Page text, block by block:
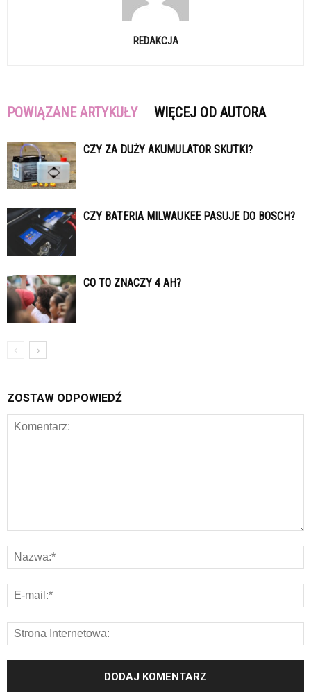
REDAKCJA
POWIĄZANE ARTYKUŁY WIĘCEJ OD AUTORA
CZY ZA DUŻY AKUMULATOR SKUTKI?
CZY BATERIA MILWAUKEE PASUJE DO BOSCH?
CO TO ZNACZY 4 AH?
ZOSTAW ODPOWIEDŹ